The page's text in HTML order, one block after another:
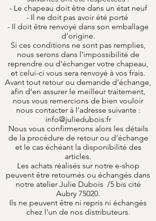
- Le chapeau doit être dans un état neuf
- Il ne doit pas avoir été porté
- Il doit être renvoyé dans son emballage
d’origine.
Si ces conditions ne sont pas remplies,
nous serons dans l’impossibilité de
reprendre ou d’échanger votre chapeau,
et celui-ci vous sera renvoyé à vos frais.
Avant tout retour ou demande d’échange,
afin d’en assurer le meilleur traitement,
nous vous remercions de bien vouloir
nous contacter à l’adresse suivante :
info@juliedubois.fr
Nous vous confirmerons alors les détails
de la procédure de retour ou d’échange
et le cas échéant la disponibilité des
articles.
Les achats réalisés sur notre e-shop
peuvent être retournés ou échangés dans
notre atelier Julie Dubois /5 bis cité
Aubry 75020.
Ils ne peuvent être ni repris ni échangés
chez l'un de nos distributeurs.